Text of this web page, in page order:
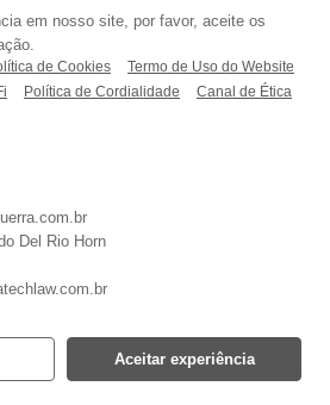
Anhanguera,
Fone: 55 (54)
3771-6400
em nosso site, por favor, aceite os
de Cookies
Termo de Uso do Website
Política de Cordialidade Canal de Ética
Del Rio Horn
Aceitar experiência